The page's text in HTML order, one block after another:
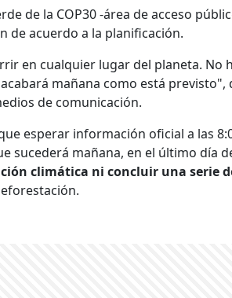
de la COP30 -área de acceso
de acuerdo a la planificación.
en cualquier lugar del planeta. No
mañana como está
de comunicación.
esperar información oficial a las
sucederá mañana, en el último día
climática ni concluir una serie